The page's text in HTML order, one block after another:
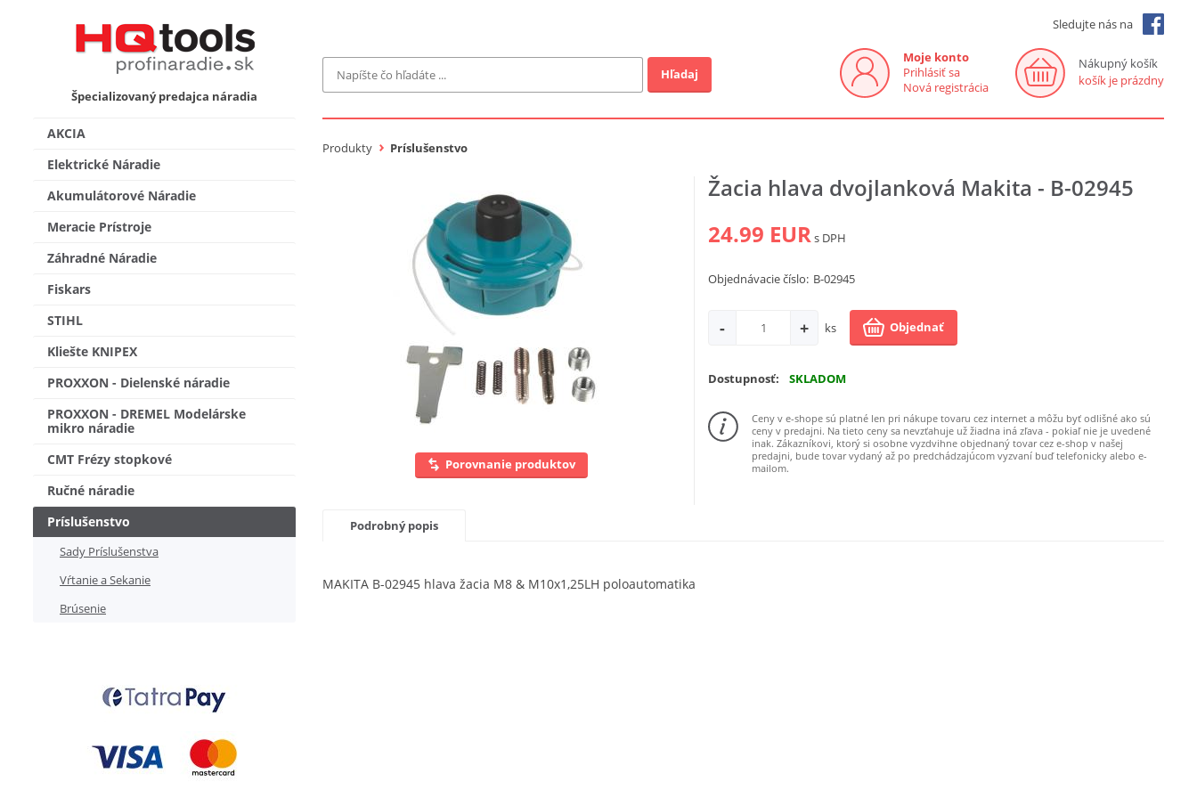
Špecializovaný predajca náradia
Sledujte nás na
Makita-Záhrada
Proxxon Industrial
EUR
novinka v ponuke
Hľadaj
Nákupný košík
košík je prázdny
Moje konto
Prihlásiť sa
Nová registrácia
AKCIA
Elektrické Náradie
Akumulátorové Náradie
Meracie Prístroje
Záhradné Náradie
Fiskars
STIHL
Kliešte KNIPEX
PROXXON - Dielenské náradie
PROXXON - DREMEL Modelárske
mikro náradie
CMT Frézy stopkové
Ručné náradie
Príslušenstvo
Sady Príslušenstva
Vŕtanie a Sekanie
Brúsenie
Produkty Príslušenstvo
Porovnanie produktov
Žacia hlava dvojlanková Makita - B-02945
24.99 EURs DPH
Objednávacie číslo: B-02945
- + ks Objednať
Dostupnosť: SKLADOM
Ceny v e-shope sú platné len pri nákupe tovaru cez internet a môžu byť odlišné ako sú
ceny v predajni. Na tieto ceny sa nevzťahuje už žiadna iná zľava - pokiaľ nie je uvedené
inak. Zákazníkovi, ktorý si osobne vyzdvihne objednaný tovar cez e-shop v našej
predajni, bude tovar vydaný až po predchádzajúcom vyzvaní buď telefonicky alebo e-
mailom.
Podrobný popis
MAKITA B-02945 hlava žacia M8 & M10x1,25LH poloautomatika